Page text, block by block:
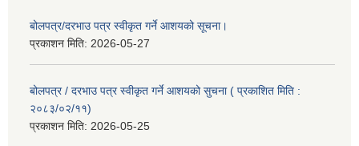
बोलपत्र/दरभाउ पत्र स्वीकृत गर्ने आशयको सूचना।
प्रकाशन मिति: 2026-05-27
बोलपत्र / दरभाउ पत्र स्वीकृत गर्ने आशयको सुचना ( प्रकाशित मिति :
२०८३/०२/११)
प्रकाशन मिति: 2026-05-25